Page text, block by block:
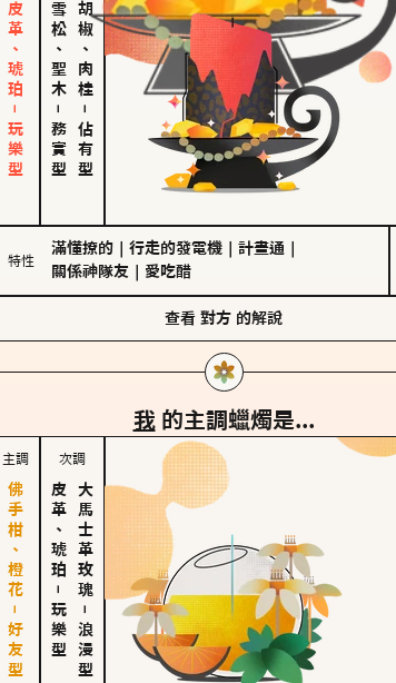
皮革、琥珀－玩樂型 雪松、聖木
－
務實型
胡椒、肉桂
－
佔有型
特性
滿懂撩的 行走的發電機 計畫通
關係神隊友
愛吃醋
查看 對方 的解說
我 的主調蠟燭是...
主調
佛手柑、橙花－好友型
次調
皮革、琥珀
－
玩樂型
大馬士革玫瑰
－
浪漫型